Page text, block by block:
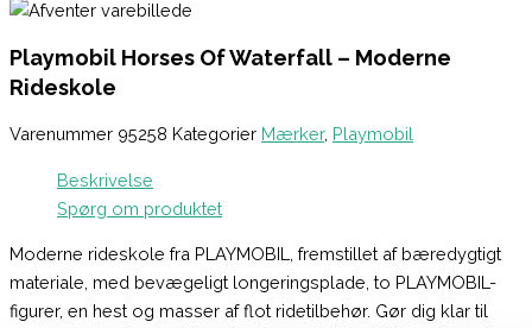
Playmobil Horses Of Waterfall – Moderne
Rideskole
Varenummer 95258 Kategorier Mærker, Playmobil
Beskrivelse
Spørg om produktet
Moderne rideskole fra PLAYMOBIL, fremstillet af bæredygtigt
materiale, med bevægeligt longeringsplade, to PLAYMOBIL-
figurer, en hest og masser af flot ridetilbehør. Gør dig klar til